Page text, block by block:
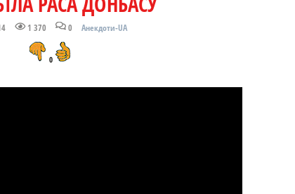
1 370 0 Анекдоти-UA
0